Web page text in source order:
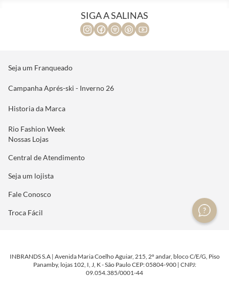
SIGA A SALINAS
Seja um Franqueado
Campanha Aprés-ski - Inverno 26
Historia da Marca
Rio Fashion Week
Nossas Lojas
Central de Atendimento
Seja um lojista
Fale Conosco
Troca Fácil
INBRANDS S.A | Avenida Maria Coelho Aguiar, 215, 2º andar, bloco C/E/G, Piso
Panamby, lojas 102, I, J, K - São Paulo CEP: 05804-900 | CNPJ:
09.054.385/0001-44